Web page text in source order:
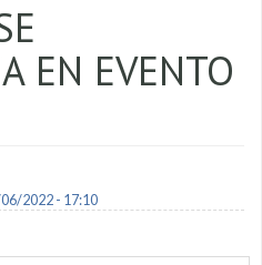
EN EVENTO
2022 - 17:10